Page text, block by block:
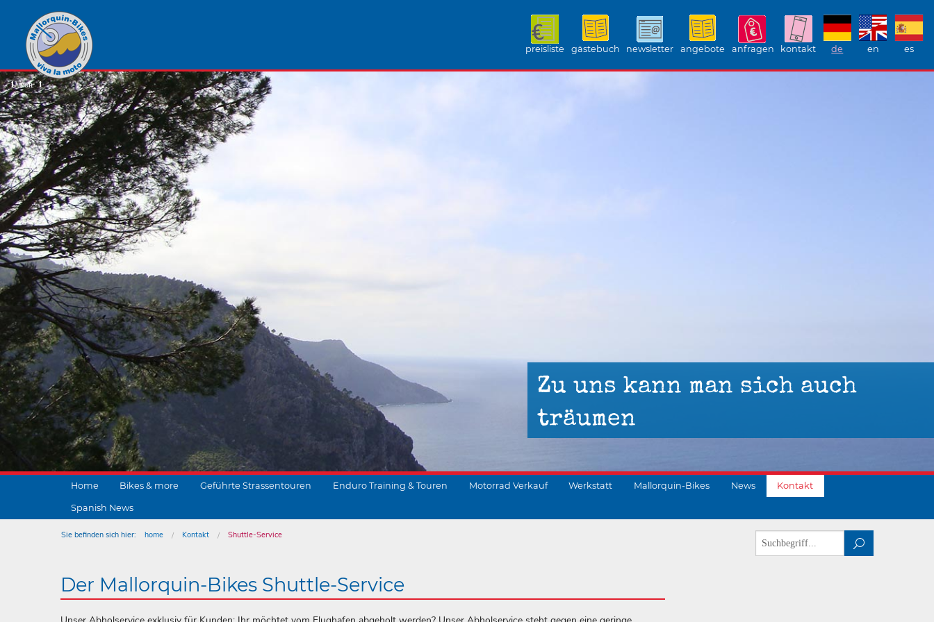
preisliste gästebuch newsletter angebote anfragen kontakt de en es
Zu uns kann man sich auch
träumen
1 von 1
Home Bikes & more Geführte Strassentouren Enduro Training & Touren Motorrad Verkauf Werkstatt Mallorquin-Bikes News Kontakt
Spanish News
Sie befinden sich hier: home Kontakt
Shuttle-Service
Der Mallorquin-Bikes Shuttle-Service